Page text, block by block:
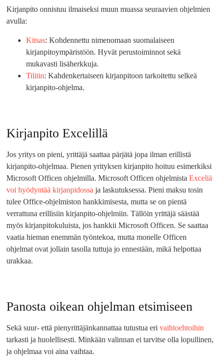
Kirjanpito onnistuu ilmaiseksi muun muassa seuraavien ohjelmien
avulla:
Kitsas: Kohdennettu nimenomaan suomalaiseen
kirjanpitoympäristöön. Hyvät perustoiminnot sekä
mukavasti lisäherkkuja.
Tilitin: Kahdenkertaiseen kirjanpitoon tarkoitettu selkeä
kirjanpito-ohjelma.
Kirjanpito Excelillä
Jos yritys on pieni, yrittäjä saattaa pärjätä jopa ilman erillistä
kirjanpito-ohjelmaa. Pienen yrityksen kirjanpito hoituu esimerkiksi
Microsoft Officen ohjelmilla. Microsoft Officen ohjelmista Exceliä
voi hyödyntää kirjanpidossa ja laskutuksessa. Pieni maksu tosin
tulee Office-ohjelmiston hankkimisesta, mutta se on pientä
verrattuna erillisiin kirjanpito-ohjelmiin. Tällöin yrittäjä säästää
myös kirjanpitokuluista, jos hankkii Microsoft Officen. Se saattaa
vaatia hieman enemmän työntekoa, mutta monelle Officen
ohjelmat ovat jollain tasolla tuttuja jo ennestään, mikä helpottaa
urakkaa.
Panosta oikean ohjelman etsimiseen
Sekä suur- että pienyrittäjänkannattaa tutustua eri vaihtoehtoihin
tarkasti ja huolellisesti. Minkään valinnan ei tarvitse olla lopullinen,
ja ohjelmaa voi aina vaihtaa.